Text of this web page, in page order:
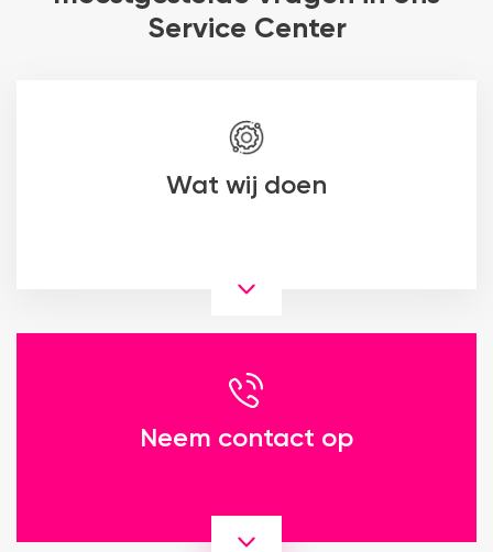
Service Center
Wat wij doen
Neem contact op